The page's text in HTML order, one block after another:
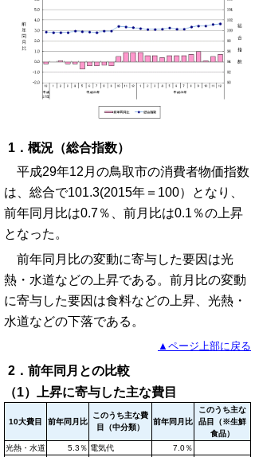
1．概況（総合指数）
平成29年12月の鳥取市の消費者物価指数
は、総合で101.3(2015年＝100）となり、
前年同月比は0.7％、前月比は0.1％の上昇
となった。
前年同月比の変動に寄与した要因は光
熱・水道などの上昇である。前月比の変動
に寄与した要因は食料などの上昇、光熱・
水道などの下落である。
▲ページ上部に戻る
2．前年同月との比較
（1）上昇に寄与した主な費目
10大費目 前年同月比
このうち主な費
目（中分類）
前年同月比
このうち主な
品目（※生鮮
食品）
光熱・水道
5.3％ 電気代 7.0％